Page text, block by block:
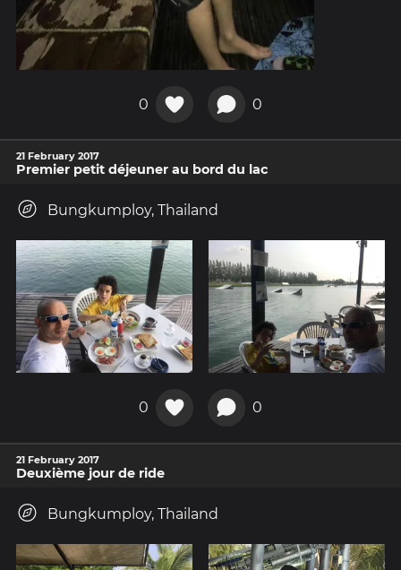
0 0
21 February 2017
Premier petit déjeuner au bord du lac
Bungkumploy, Thailand
0 0
21 February 2017
Deuxième jour de ride
Bungkumploy, Thailand